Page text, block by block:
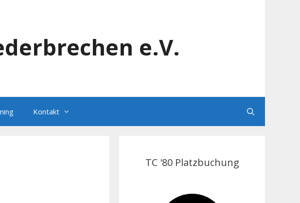
e.V.
Kontakt
TC '80 Platzbuchung